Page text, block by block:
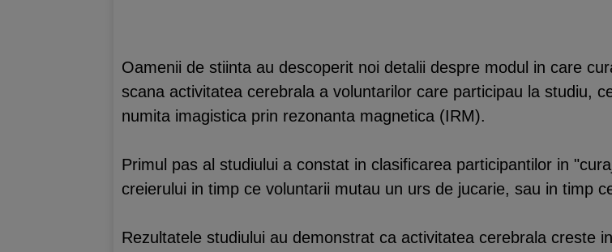
Oamenii de stiinta au descoperit noi detalii despre modul in care
scana activitatea cerebrala a voluntarilor care participau la studiu,
numita imagistica prin rezonanta magnetica (IRM).
Primul pas al studiului a constat in clasificarea participantilor in
creierului in timp ce voluntarii mutau un urs de jucarie, sau in timp
Rezultatele studiului au demonstrat ca activitatea cerebrala creste